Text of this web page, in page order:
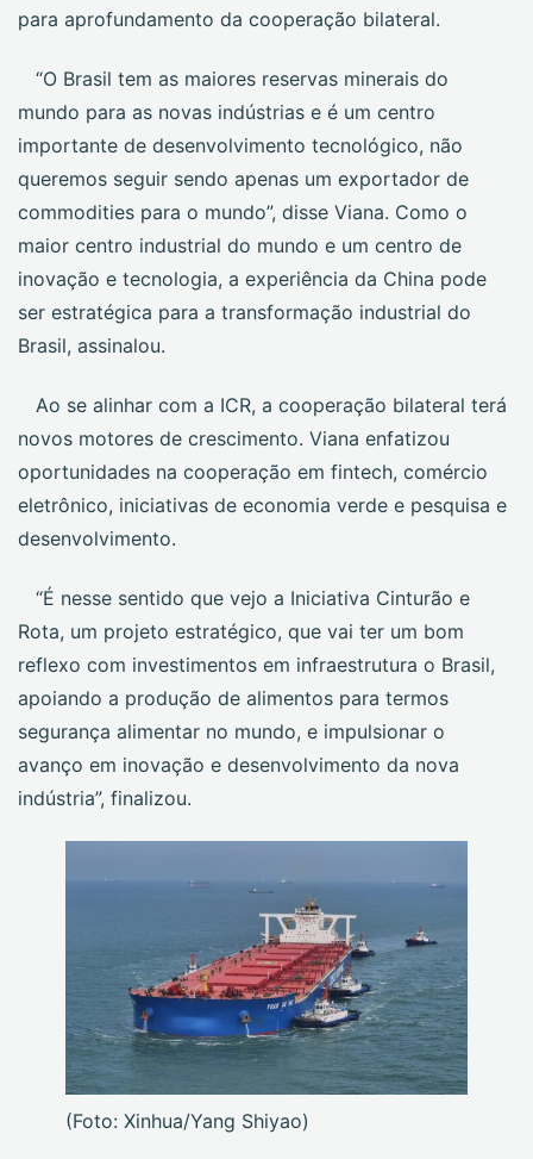
para aprofundamento da cooperação bilateral.
“O Brasil tem as maiores reservas minerais do
mundo para as novas indústrias e é um centro
importante de desenvolvimento tecnológico, não
queremos seguir sendo apenas um exportador de
commodities para o mundo”, disse Viana. Como o
maior centro industrial do mundo e um centro de
inovação e tecnologia, a experiência da China pode
ser estratégica para a transformação industrial do
Brasil, assinalou.
Ao se alinhar com a ICR, a cooperação bilateral terá
novos motores de crescimento. Viana enfatizou
oportunidades na cooperação em fintech, comércio
eletrônico, iniciativas de economia verde e pesquisa e
desenvolvimento.
“É nesse sentido que vejo a Iniciativa Cinturão e
Rota, um projeto estratégico, que vai ter um bom
reflexo com investimentos em infraestrutura o Brasil,
apoiando a produção de alimentos para termos
segurança alimentar no mundo, e impulsionar o
avanço em inovação e desenvolvimento da nova
indústria”, finalizou.
(Foto: Xinhua/Yang Shiyao)